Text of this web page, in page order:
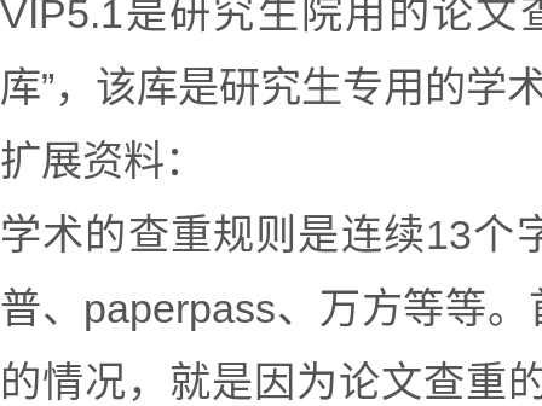
VIP5.1是研究生院用的论文
库”，该库是研究生专用的学
扩展资料：
学术的查重规则是连续13个
普、paperpass、万方等等
的情况，就是因为论文查重